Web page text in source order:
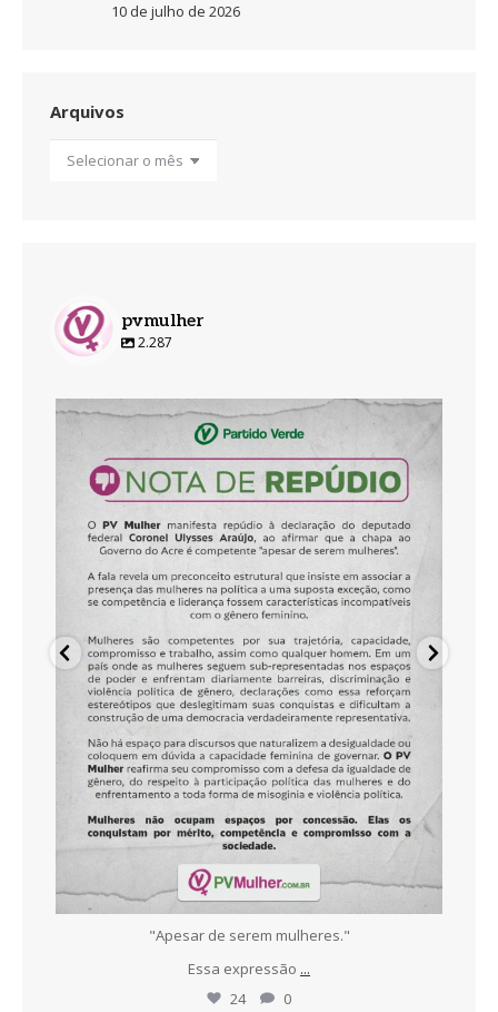
10 de julho de 2026
Arquivos
pvmulher
2.287
pvmulher
Ago 5
"Apesar de serem mulheres."
Essa expressão ...
24
0